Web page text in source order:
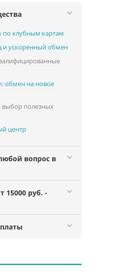
по клубным картам
и ускоренный обмен
обмен на новое
полезных
центр
вопрос в
15000 руб. -